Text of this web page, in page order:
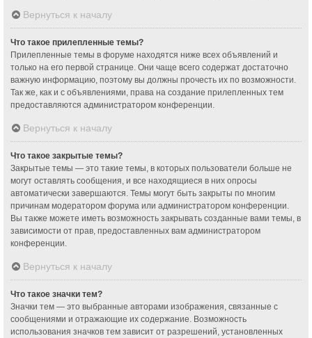
Вернуться к началу
Что такое прилепленные темы?
Прилепленные темы в форуме находятся ниже всех объявлений и
только на его первой странице. Они чаще всего содержат достаточно
важную информацию, поэтому вы должны прочесть их по возможности.
Так же, как и с объявлениями, права на создание прилепленных тем
предоставляются администратором конференции.
Вернуться к началу
Что такое закрытые темы?
Закрытые темы — это такие темы, в которых пользователи больше не
могут оставлять сообщения, и все находящиеся в них опросы
автоматически завершаются. Темы могут быть закрыты по многим
причинам модератором форума или администратором конференции.
Вы также можете иметь возможность закрывать созданные вами темы, в
зависимости от прав, предоставленных вам администратором
конференции.
Вернуться к началу
Что такое значки тем?
Значки тем — это выбранные авторами изображения, связанные с
сообщениями и отражающие их содержание. Возможность
использования значков тем зависит от разрешений, установленных